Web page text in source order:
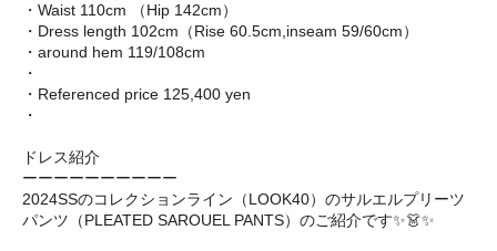
・Waist 110cm （Hip 142cm）
・Dress length 102cm（Rise 60.5cm,inseam 59/60cm）
・around hem 119/108cm
・
・Referenced price 125,400 yen
・
ドレス紹介
ーーーーーーーーーー
2024SSのコレクションライン（LOOK40）のサルエルプリーツ
パンツ（PLEATED SAROUEL PANTS）のご紹介です✨👗✨